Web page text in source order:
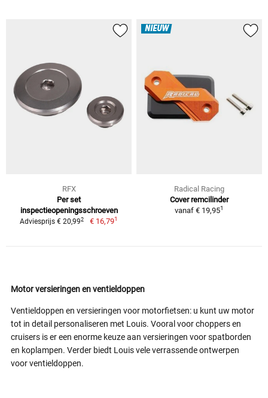
RFX
Per set
inspectieopeningsschroeven
Adviesprijs € 20,992 € 16,791
NIEUW
Radical Racing
Cover remcilinder
vanaf € 19,951
Motor versieringen en ventieldoppen
Ventieldoppen en versieringen voor motorfietsen: u kunt uw motor
tot in detail personaliseren met Louis. Vooral voor choppers en
cruisers is er een enorme keuze aan versieringen voor spatborden
en koplampen. Verder biedt Louis vele verrassende ontwerpen
voor ventieldoppen.